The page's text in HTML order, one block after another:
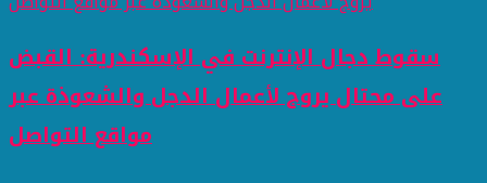
سقوط دجال الإنترنت في الإسكندرية: القبض
على محتال يروج لأعمال الدجل والشعوذة عبر
مواقع التواصل